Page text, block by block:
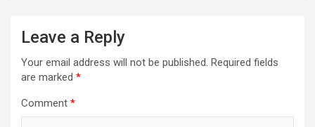
Leave a Reply
Your email address will not be published. Required fields
are marked *
Comment *